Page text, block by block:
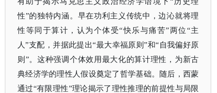
性”的独特内涵。早在功利主义传统中，边沁就将理
性等同于算计，认为个体受“快乐与痛苦”两位“主
人”支配，并据此提出“最大幸福原则”和“自我偏好原
则”。这种强调个体效用最大化的算计理性，为新古
典经济学的理性人假设奠定了哲学基础。随后，西蒙
通过“有限理性”理论揭示了理性推理的前提性与局限